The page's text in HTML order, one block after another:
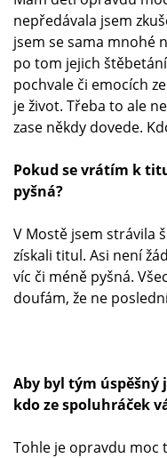
nepředávala jsem
jsem se sama mnohé
po tom jejich
pochvale či emocích
je život. Třeba to ale
zase někdy
Pokud se vrátím k
pyšná?
V Mostě jsem strávila
získali titul. Asi není
víc či méně pyšná.
doufám, že ne
Aby byl tým
kdo ze spoluhráček
Tohle je opravdu moc